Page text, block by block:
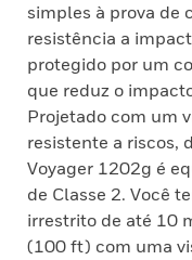
simples à prova de
resistência a
protegido por um
que reduz o
Projetado com um
resistente a riscos,
Voyager 1202g é
de Classe 2. Você
irrestrito de até 10
(100 ft) com uma